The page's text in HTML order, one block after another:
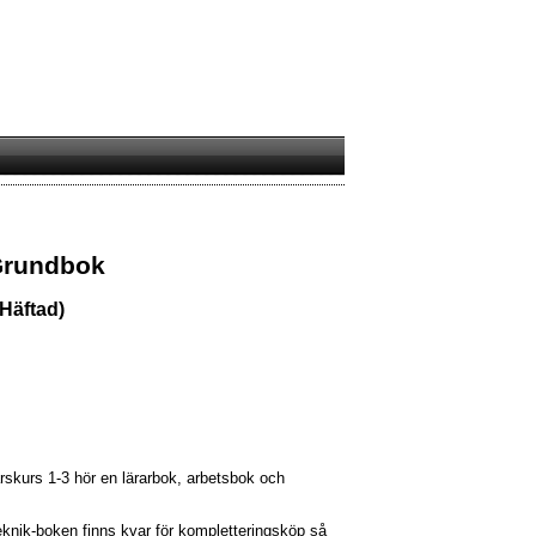
1-3 hör en lärarbok, arbetsbok och
boken finns kvar för kompletteringsköp så